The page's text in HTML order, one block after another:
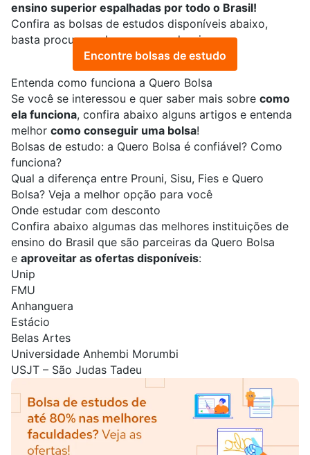
ensino superior espalhadas por todo o Brasil!
Confira as bolsas de estudos disponíveis abaixo,
basta procurar pelo curso que deseja:
Encontre bolsas de estudo
Entenda como funciona a Quero Bolsa
Se você se interessou e quer saber mais sobre como
ela funciona, confira abaixo alguns artigos e entenda
melhor como conseguir uma bolsa!
Bolsas de estudo: a Quero Bolsa é confiável? Como
funciona?
Qual a diferença entre Prouni, Sisu, Fies e Quero
Bolsa? Veja a melhor opção para você
Onde estudar com desconto
Confira abaixo algumas das melhores instituições de
ensino do Brasil que são parceiras da Quero Bolsa
e aproveitar as ofertas disponíveis:
Unip
FMU
Anhanguera
Estácio
Belas Artes
Universidade Anhembi Morumbi
USJT – São Judas Tadeu